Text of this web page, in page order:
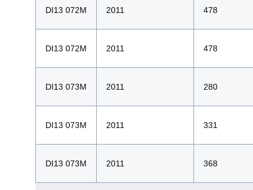
DI13 072M 2011 478
DI13 072M 2011 478
DI13 073M 2011 280
DI13 073M 2011 331
DI13 073M 2011 368